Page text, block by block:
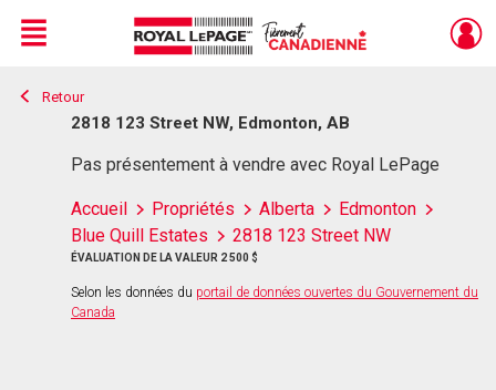
Live
En Direct
Menu
Retour
2818 123 Street NW, Edmonton, AB
Pas présentement à vendre avec Royal LePage
Accueil Propriétés Alberta
Edmonton
Blue Quill Estates
2818 123 Street NW
ÉVALUATION DE LA VALEUR 2 500 $
Selon les données du portail de données ouvertes du Gouvernement du
Canada